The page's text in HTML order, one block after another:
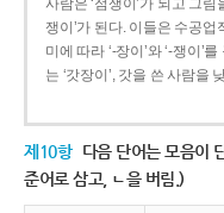
사람은 ‘점쟁이’가 되고 그
쟁이’가 된다. 이들은 수공
미에 따라 ‘-장이’와 ‘-쟁이’
는 ‘갓장이’, 갓을 쓴 사람을
제10항 다음 단어는 모음이
준어로 삼고, ㄴ을 버림.)